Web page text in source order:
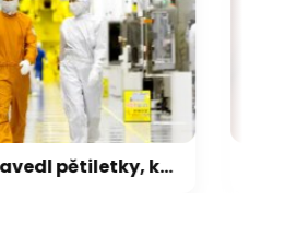
Samsung zavedl pětiletky, kdo chce mít paměti jisté, musí objednat na 5 let